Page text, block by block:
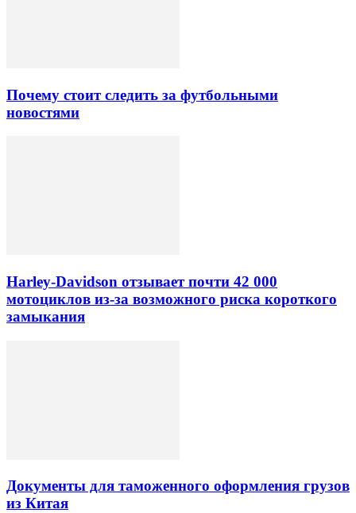
Почему стоит следить за футбольными
новостями
Harley-Davidson отзывает почти 42 000
мотоциклов из-за возможного риска короткого
замыкания
Документы для таможенного оформления грузов
из Китая